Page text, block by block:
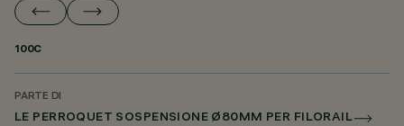
100C
PARTE DI
LE PERROQUET SOSPENSIONE Ø80MM PER FILORAIL